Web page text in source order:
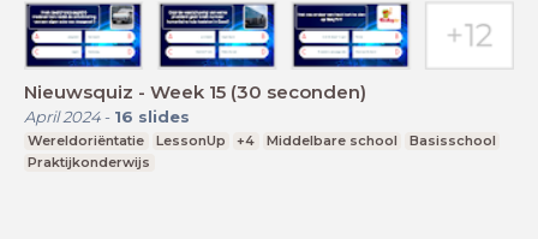
Nieuwsquiz - Week 15 (30 seconden)
April 2024- 16 slides
Wereldoriëntatie LessonUp +4 Middelbare school
Basisschool
Praktijkonderwijs